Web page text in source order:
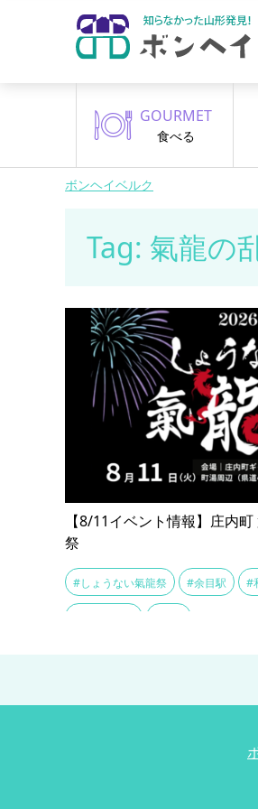
GOURMET
食べる
ボンヘイベルク
Tag: 氣龍の
【8/11イベント情報】庄内
祭
#しょうない氣龍祭 #余目駅 #